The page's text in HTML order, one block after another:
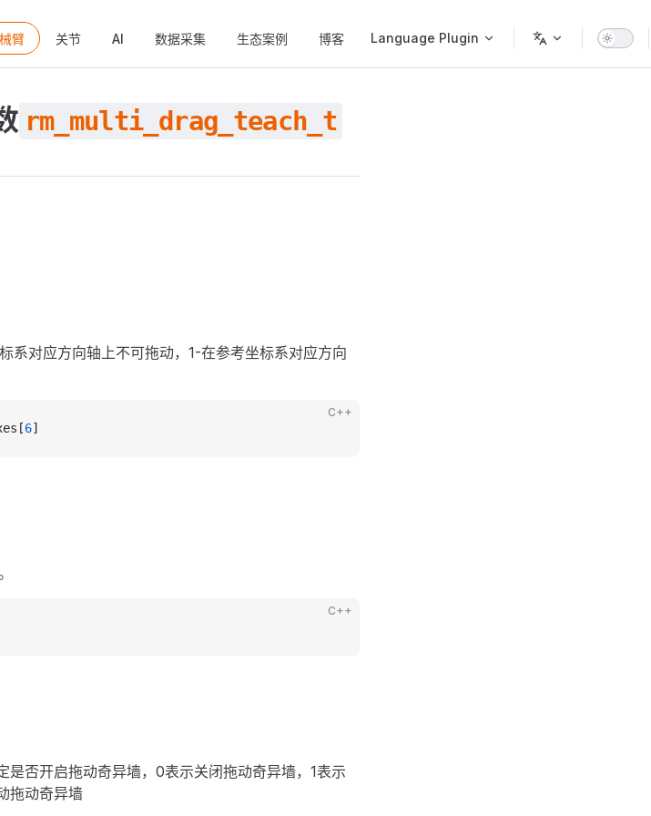
臂 关节 AI 数据采集 生态案例 博客 Language Plugin
rm_multi_drag_teach_t
系对应方向轴上不可拖动，1-在参考坐标系对应方向
C++
6]
C++
否开启拖动奇异墙，0表示关闭拖动奇异墙，1表示
拖动奇异墙